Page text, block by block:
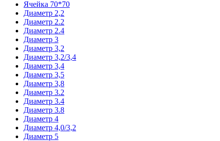
Ячейка 70*70
Диаметр 2,2
Диаметр 2.2
Диаметр 2.4
Диаметр 3
Диаметр 3,2
Диаметр 3,2/3,4
Диаметр 3,4
Диаметр 3,5
Диаметр 3,8
Диаметр 3.2
Диаметр 3.4
Диаметр 3.8
Диаметр 4
Диаметр 4,0/3,2
Диаметр 5